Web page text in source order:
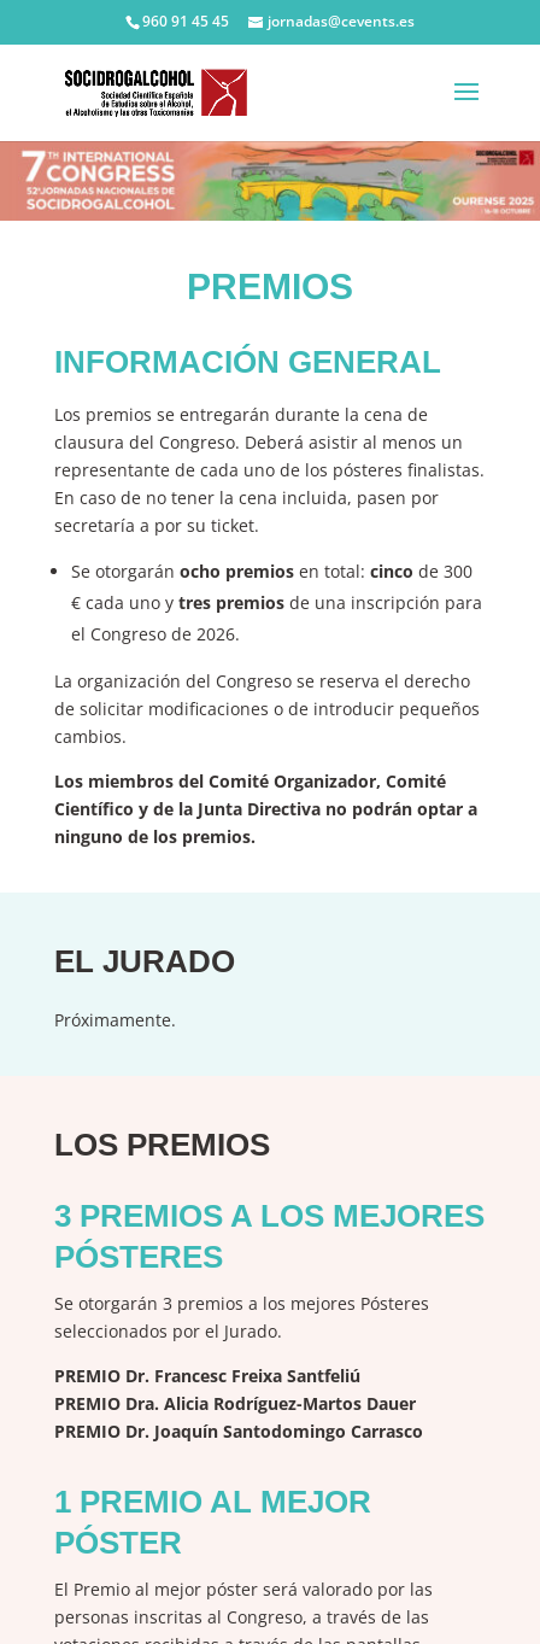
960 91 45 45 jornadas@cevents.es
PREMIOS
INFORMACIÓN GENERAL
Los premios se entregarán durante la cena de
clausura del Congreso. Deberá asistir al menos un
representante de cada uno de los pósteres finalistas.
En caso de no tener la cena incluida, pasen por
secretaría a por su ticket.
Se otorgarán ocho premiosen total: cinco de 300
€ cada uno y tres premiosde una inscripción para
el Congreso de 2026.
La organización del Congreso se reserva el derecho
de solicitar modificaciones o de introducir pequeños
cambios.
Los miembros del Comité Organizador, Comité
Científico y de la Junta Directiva no podrán optar a
ninguno de los premios.
EL JURADO
Próximamente.
LOS PREMIOS
3 PREMIOS A LOS MEJORES
PÓSTERES
Se otorgarán 3 premios a los mejores Pósteres
seleccionados por el Jurado.
PREMIO Dr. Francesc Freixa Santfeliú
PREMIO Dra. Alicia Rodríguez-Martos Dauer
PREMIO Dr. Joaquín Santodomingo Carrasco
1 PREMIO AL MEJOR
PÓSTER
El Premio al mejor póster será valorado por las
personas inscritas al Congreso, a través de las